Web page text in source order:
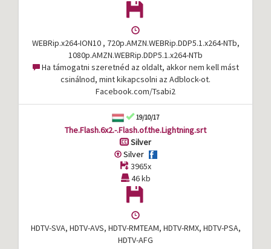
WEBRip.x264-ION10 , 720p.AMZN.WEBRip.DDP5.1.x264-NTb,
1080p.AMZN.WEBRip.DDP5.1.x264-NTb
Ha támogatni szeretnéd az oldalt, akkor nem kell mást
csinálnod, mint kikapcsolni az Adblock-ot.
Facebook.com/Tsabi2
19/10/17
The.Flash.6x2.-.Flash.of.the.Lightning.srt
Silver
Silver
3965x
46 kb
HDTV-SVA, HDTV-AVS, HDTV-RMTEAM, HDTV-RMX, HDTV-PSA,
HDTV-AFG